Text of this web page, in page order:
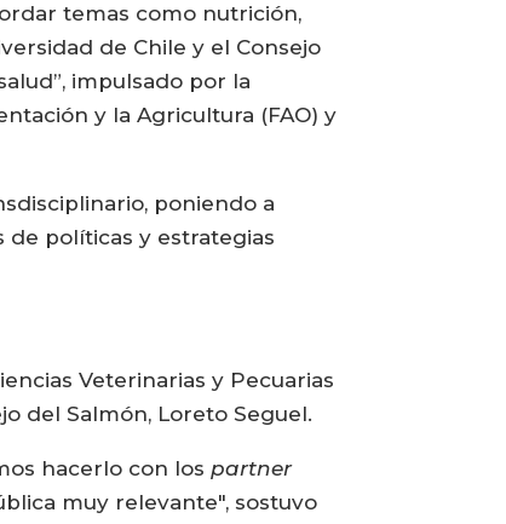
temas como nutrición,
de Chile y el Consejo
impulsado por la
y la Agricultura (FAO) y
poniendo a
de políticas y estrategias
Veterinarias y Pecuarias
del Salmón, Loreto Seguel.
hacerlo con lospartner
muy relevante", sostuvo